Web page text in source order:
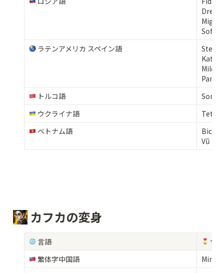
Sofja
ラテンアメリカ スペイン語
トルコ語
ウクライナ語
ベトナム語
Bich
Vũ
カフカの変身
言語
サ
繁体字中国語
Min-